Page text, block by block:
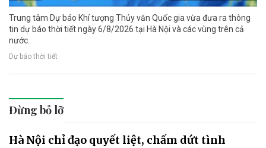
Trung tâm Dự báo Khí tượng Thủy văn Quốc gia vừa đưa ra thông
tin dự báo thời tiết ngày 6/8/2026 tại Hà Nội và các vùng trên cả
nước.
Dự báo thời tiết
Đừng bỏ lỡ
Hà Nội chỉ đạo quyết liệt, chấm dứt tình